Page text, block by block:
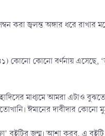
করা জ্বলন্ত অঙ্গার ধরে
কোনো কোনো বর্ণনায় এসেছে,
মাধ্যমে আমরা এটাও
ঈমানের দাবীদার
বইটির জন্ম। আশা করব, এ